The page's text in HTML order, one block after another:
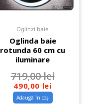
Oglinzi baie
Oglinda baie
rotunda 60 cm cu
iluminare
719,00lei
490,00 lei
Adaugă în coș